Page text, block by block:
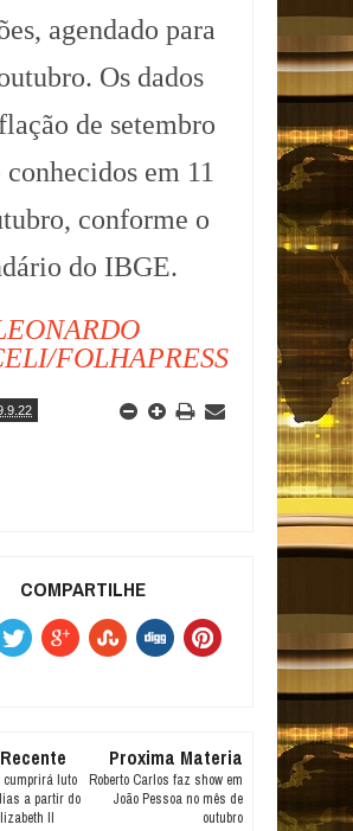
agendado para
Os dados
de setembro
conhecidos em 11
conforme o
do IBGE.
FOLHAPRESS
COMPARTILHE
luto
a partir do
II
Proxima Materia
Roberto Carlos faz show em
João Pessoa no mês de
outubro